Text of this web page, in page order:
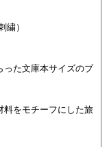
）
った文庫本サイズのブ
料をモチーフにした旅